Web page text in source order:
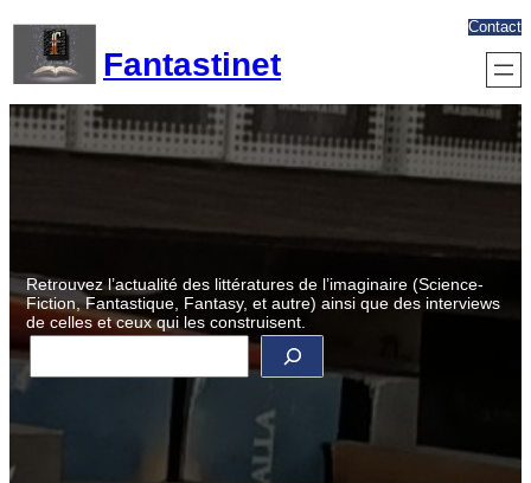
contenu
Fantastinet
Contact
Retrouvez l’actualité des littératures de l’imaginaire (Science-
Fiction, Fantastique, Fantasy, et autre) ainsi que des interviews
de celles et ceux qui les construisent.
R
e
c
r